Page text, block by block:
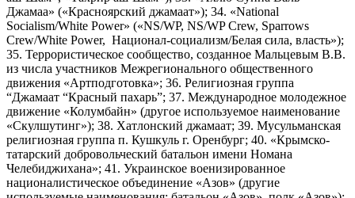
Джамаа» («Красноярский джамаат»); 34. «National
Socialism/White Power» («NS/WP, NS/WP Crew, Sparrows
Crew/White Power, Национал-социализм/Белая сила, власть»);
35. Террористическое сообщество, созданное Мальцевым В.В.
из числа участников Межрегионального общественного
движения «Артподготовка»; 36. Религиозная группа
“Джамаат “Красный пахарь”; 37. Международное молодежное
движение «Колумбайн» (другое используемое наименование
«Скулшутинг»); 38. Хатлонский джамаат; 39. Мусульманская
религиозная группа п. Кушкуль г. Оренбург; 40. «Крымско-
татарский добровольческий батальон имени Номана
Челебиджихана»; 41. Украинское военизированное
националистическое объединение «Азов» (другие